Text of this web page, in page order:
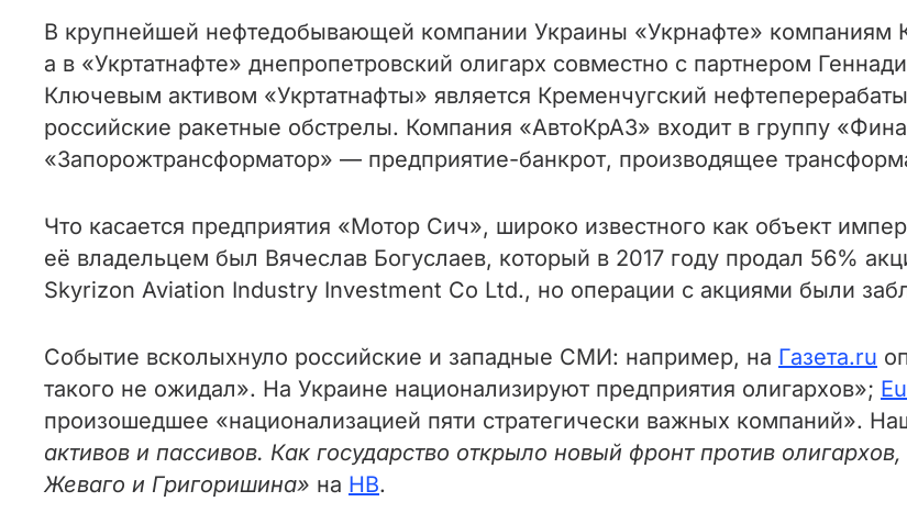
В крупнейшей нефтедобывающей компании Украины «Укрнафте» компаниям
а в «Укртатнафте» днепропетровский олигарх совместно с партнером
Ключевым активом «Укртатнафты» является Кременчугский
российские ракетные обстрелы. Компания «АвтоКрАЗ» входит в группу
«Запорожтрансформатор» — предприятие-банкрот, производящее
Что касается предприятия «Мотор Сич», широко известного как объект
её владельцем был Вячеслав Богуслаев, который в 2017 году продал 56%
Skyrizon Aviation Industry Investment Co Ltd., но операции с акциями были
Событие всколыхнуло российские и западные СМИ: например, на Газета.ru
такого не ожидал». На Украине национализируют предприятия олигархов»;
произошедшее «национализацией пяти стратегически важных компаний».
активов и пассивов. Как государство открыло новый фронт против
Жеваго и Григоришина» на НВ.